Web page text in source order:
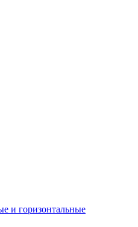
и горизонтальные